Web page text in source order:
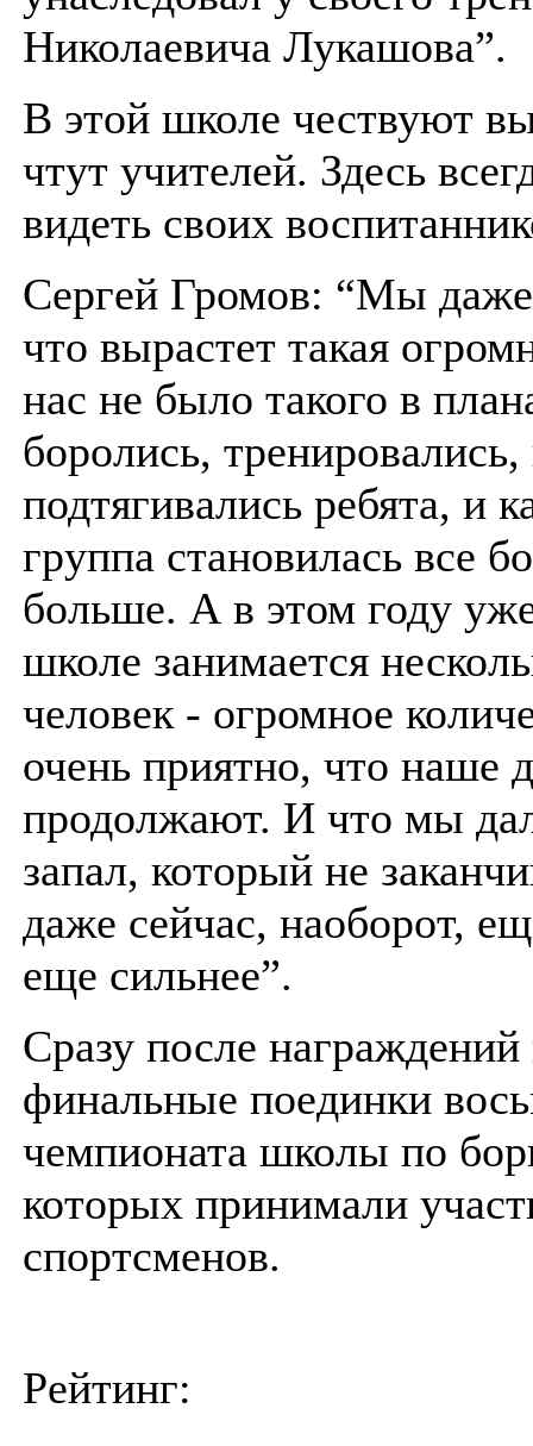
Николаевича Лукашова”.
В этой школе чествуют
чтут учителей. Здесь
видеть своих
Сергей Громов: “Мы
что вырастет такая
нас не было такого в
боролись,
подтягивались ребята, и
группа становилась все
больше. А в этом году
школе занимается
человек - огромное
очень приятно, что наше
продолжают. И что мы
запал, который не
даже сейчас, наоборот,
еще сильнее”.
Сразу после награждений
финальные поединки
чемпионата школы по
которых принимали
спортсменов.
Рейтинг: